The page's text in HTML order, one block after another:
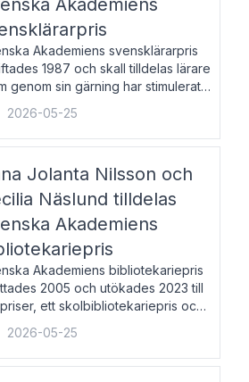
Akademiens
Akademiens svensklärarpris
1987 och skall tilldelas lärare
genom sin gärning har stimulerat
hos unga människor för
språket och litteraturen”.
och samtal med
2026-05-25
Jolanta Nilsson och
Näslund tilldelas
Akademiens
Akademiens bibliotekariepris
2005 och utökades 2023 till
ett skolbibliotekariepris och
Priserna skall
bibliotekarier vid svenska folk-
skolbibliotek som gjort värdefull
2026-05-25